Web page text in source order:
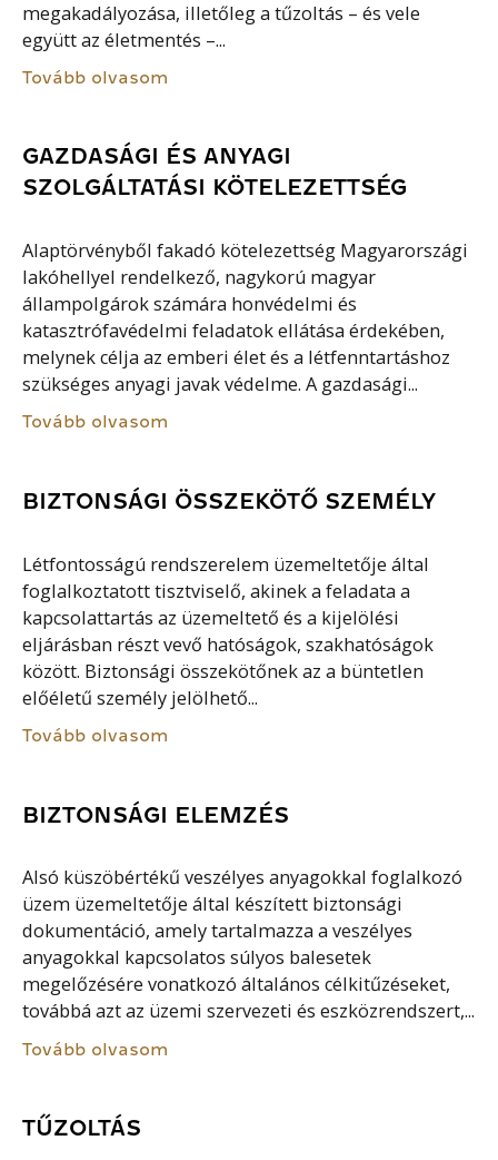
megakadályozása, illetőleg a tűzoltás – és vele
együtt az életmentés –...
Tovább olvasom
GAZDASÁGI ÉS ANYAGI
SZOLGÁLTATÁSI KÖTELEZETTSÉG
Alaptörvényből fakadó kötelezettség Magyarországi
lakóhellyel rendelkező, nagykorú magyar
állampolgárok számára honvédelmi és
katasztrófavédelmi feladatok ellátása érdekében,
melynek célja az emberi élet és a létfenntartáshoz
szükséges anyagi javak védelme. A gazdasági...
Tovább olvasom
BIZTONSÁGI ÖSSZEKÖTŐ SZEMÉLY
Létfontosságú rendszerelem üzemeltetője által
foglalkoztatott tisztviselő, akinek a feladata a
kapcsolattartás az üzemeltető és a kijelölési
eljárásban részt vevő hatóságok, szakhatóságok
között. Biztonsági összekötőnek az a büntetlen
előéletű személy jelölhető...
Tovább olvasom
BIZTONSÁGI ELEMZÉS
Alsó küszöbértékű veszélyes anyagokkal foglalkozó
üzem üzemeltetője által készített biztonsági
dokumentáció, amely tartalmazza a veszélyes
anyagokkal kapcsolatos súlyos balesetek
megelőzésére vonatkozó általános célkitűzéseket,
továbbá azt az üzemi szervezeti és eszközrendszert,...
Tovább olvasom
TŰZOLTÁS